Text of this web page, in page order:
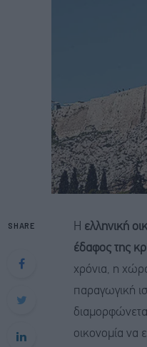
SHARE Η ελληνική
έδαφος της
χρόνια, η
παραγωγική
οικονομία να